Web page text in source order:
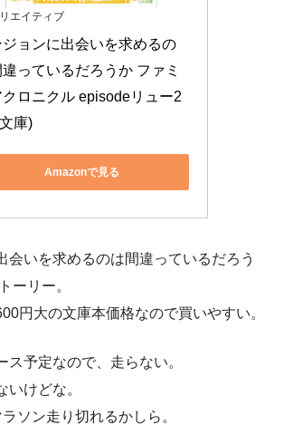
エイティブ
ジョンに出会いを求めるの
っているだろうか ファミ
クロニクル episodeリュー2
庫)
Amazonで見る
会いを求めるのは間違っているだろう
ーリー。
円大の文庫本価格なので買いやすい。
ス予定なので、走らない。
いけどな。
ソン走り切れるかしら。